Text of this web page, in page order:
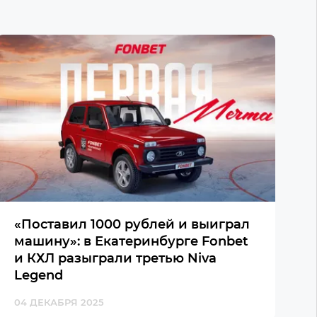
«Поставил 1000 рублей и выиграл
машину»: в Екатеринбурге Fonbet
и КХЛ разыграли третью Niva
Legend
04 ДЕКАБРЯ 2025